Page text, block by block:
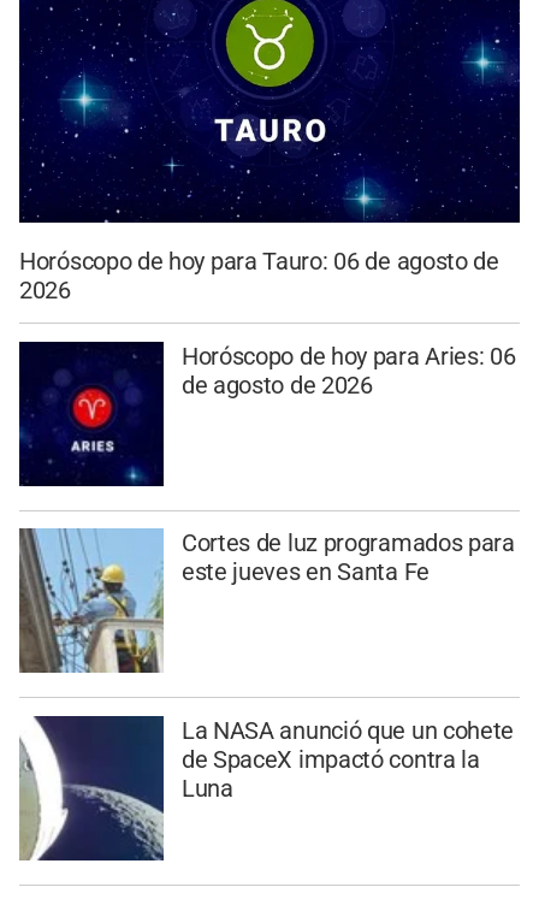
Horóscopo de hoy para Tauro: 06 de agosto de
2026
Horóscopo de hoy para Aries: 06
de agosto de 2026
Cortes de luz programados para
este jueves en Santa Fe
La NASA anunció que un cohete
de SpaceX impactó contra la
Luna